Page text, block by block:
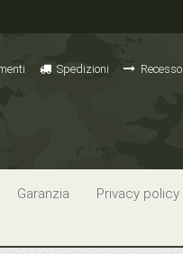
Spedizioni Recesso
Garanzia
Privacy policy